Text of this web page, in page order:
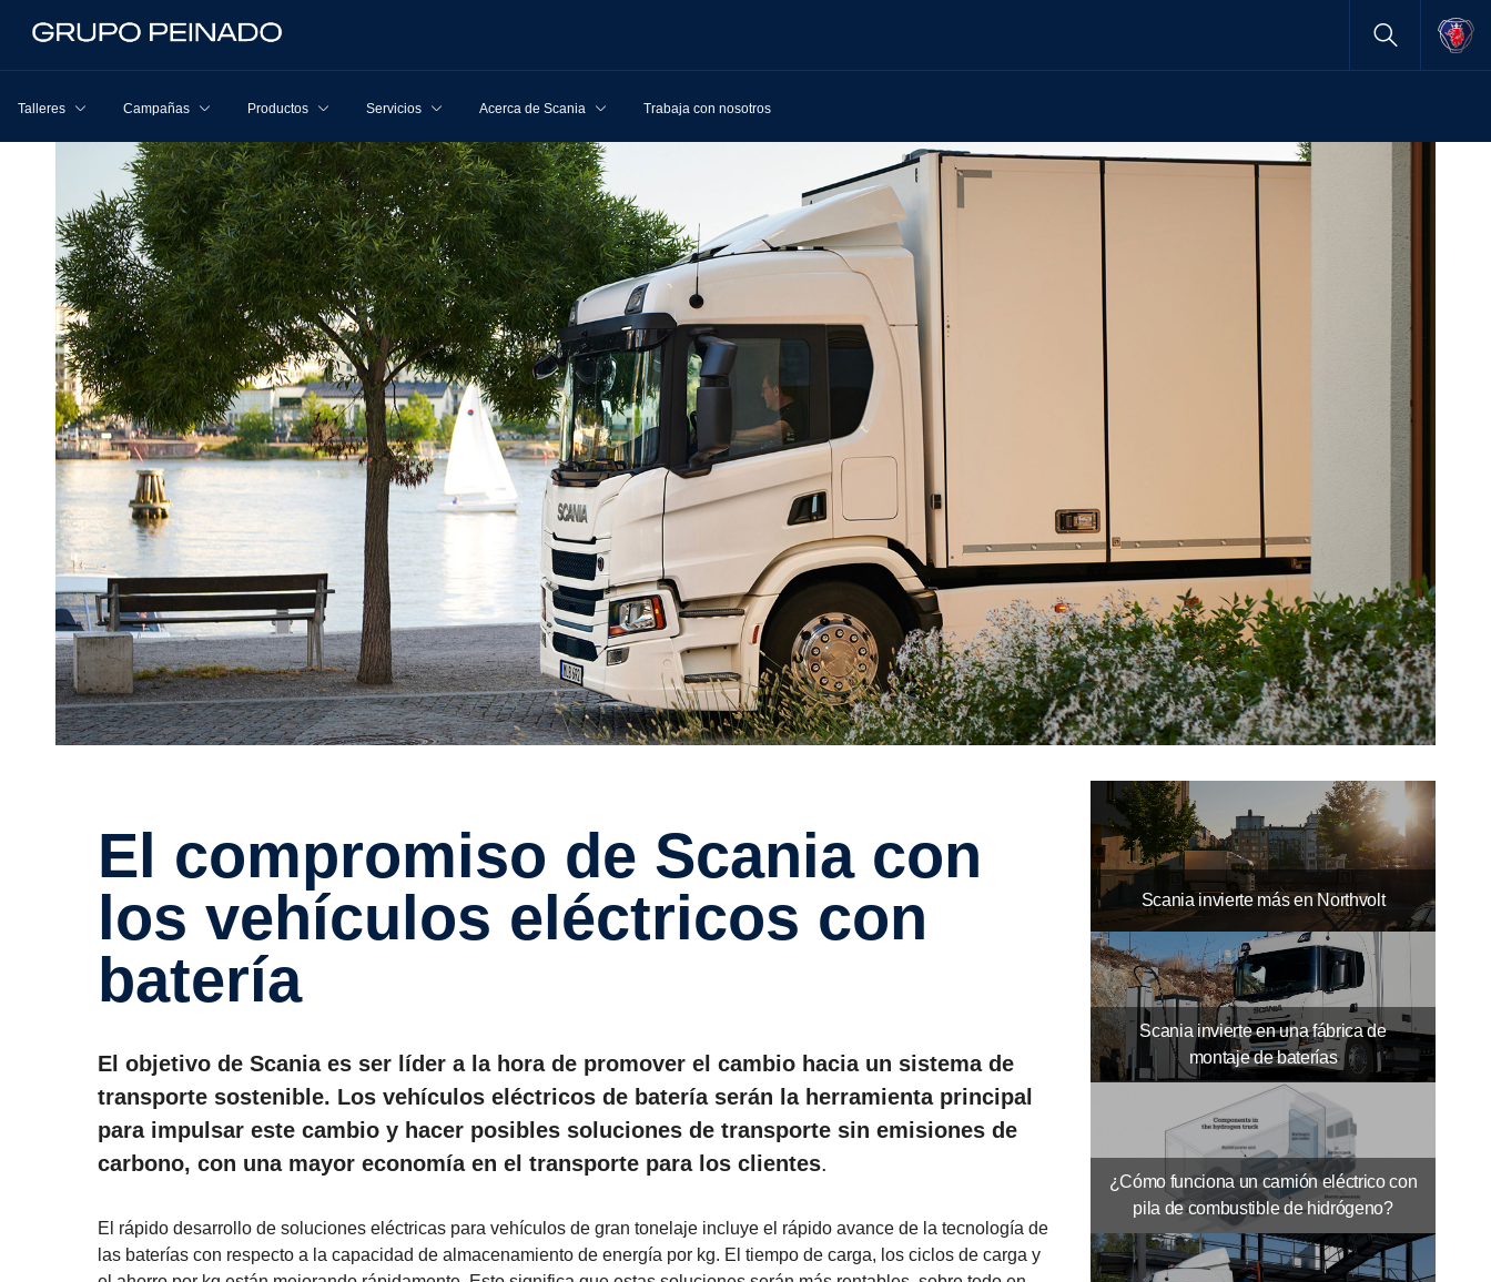
Talleres Campañas Productos Servicios Acerca de Scania Trabaja con nosotros
El compro­miso de Scania con
los vehículos eléctricos con
batería
El objetivo de Scania es ser líder a la hora de promover el cambio hacia un sistema de
transporte sostenible. Los vehículos eléctricos de batería serán la herramienta principal
para impulsar este cambio y hacer posibles soluciones de transporte sin emisiones de
carbono, con una mayor economía en el transporte para los clientes.
El rápido desarrollo de soluciones eléctricas para vehículos de gran tonelaje incluye el rápido avance de la tecnología de
las baterías con respecto a la capacidad de almacenamiento de energía por kg. El tiempo de carga, los ciclos de carga y
Scania invierte más en Northvolt
Scania invierte en una fábrica de
montaje de baterías
¿Cómo funciona un camión eléctrico con
pila de combustible de hidrógeno?